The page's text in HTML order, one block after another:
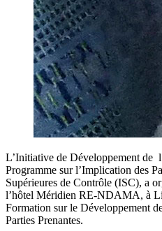
L’Initiative de Développement de
Programme sur l’Implication des
Supérieures de Contrôle (ISC), a
l’hôtel Méridien RE-NDAMA, à
Formation sur le Développement
Parties Prenantes.